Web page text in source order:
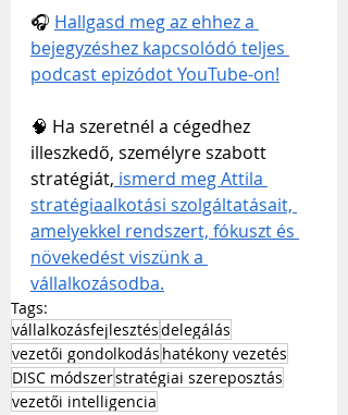
🎧 Hallgasd meg az ehhez a
bejegyzéshez kapcsolódó teljes
podcast epizódot YouTube-on!
🧠 Ha szeretnél a cégedhez
illeszkedő, személyre szabott
stratégiát, ismerd meg Attila
stratégiaalkotási szolgáltatásait,
amelyekkel rendszert, fókuszt és
növekedést viszünk a
vállalkozásodba.
Tags:
vállalkozásfejlesztésdelegálás
vezetői gondolkodás hatékony vezetés
DISC módszerstratégiai szereposztás
vezetői intelligencia